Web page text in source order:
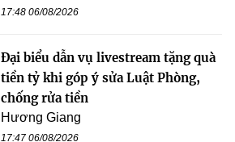
17:48 06/08/2026
Đại biểu dẫn vụ livestream tặng quà
tiền tỷ khi góp ý sửa Luật Phòng,
chống rửa tiền
Hương Giang
17:47 06/08/2026